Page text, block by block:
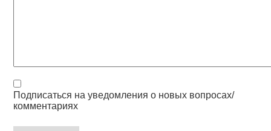
Подписаться на уведомления о новых вопросах/
комментариях